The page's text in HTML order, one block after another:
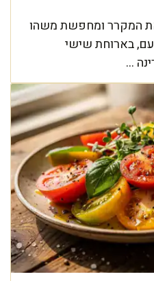
המקרר ומחפשת משהו
בארוחת שישי
...